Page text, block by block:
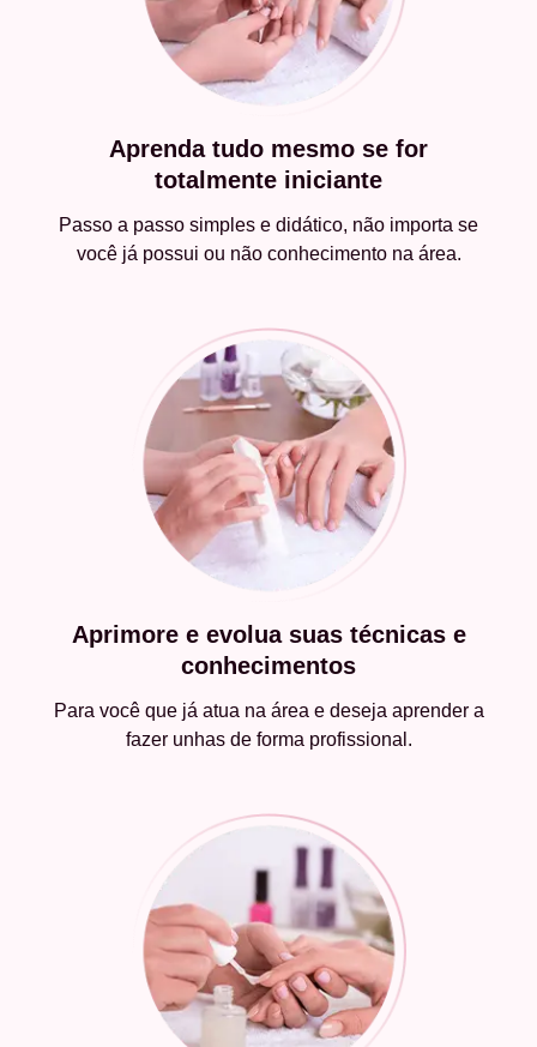
Aprenda tudo mesmo se for
totalmente iniciante
Passo a passo simples e didático, não importa se
você já possui ou não conhecimento na área.
Aprimore e evolua suas técnicas e
conhecimentos
Para você que já atua na área e deseja aprender a
fazer unhas de forma profissional.